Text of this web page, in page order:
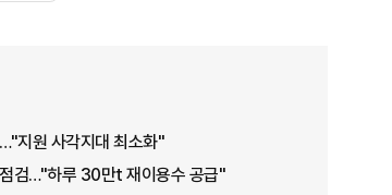
지원 사각지대 최소화"
검…"하루 30만t 재이용수 공급"